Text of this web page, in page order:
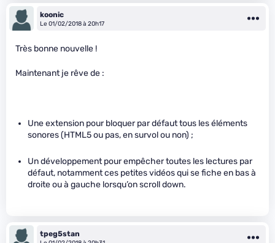
koonic
Le 01/02/2018 à 20h17
Très bonne nouvelle !
Maintenant je rêve de :
Une extension pour bloquer par défaut tous les éléments
sonores (HTML5 ou pas, en survol ou non) ;
Un développement pour empêcher toutes les lectures par
défaut, notamment ces petites vidéos qui se fiche en bas à
droite ou à gauche lorsqu’on scroll down.
tpeg5stan